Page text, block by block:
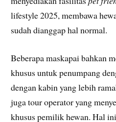
lifestyle 2025, membawa
sudah dianggap hal normal.
Beberapa maskapai bahkan
khusus untuk penumpang
dengan kabin yang lebih
juga tour operator yang
khusus pemilik hewan. Hal